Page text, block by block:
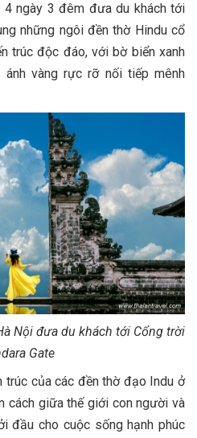
4 ngày 3 đêm đưa du khách tới
những ngôi đền thờ Hindu cổ
trúc độc đáo, với bờ biển xanh
vàng rực rỡ nối tiếp mênh
Nội đưa du khách tới Cổng trời
Gate
của các đền thờ đạo Indu ở
cách giữa thế giới con người và
đầu cho cuộc sống hạnh phúc